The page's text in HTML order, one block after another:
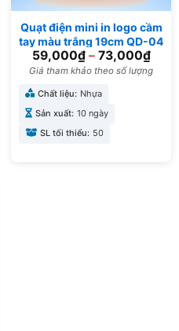
Quạt điện mini in logo cầm
tay màu trắng 19cm QD-04
59,000₫– 73,000₫
Giá tham khảo theo số lượng
Chất liệu: Nhựa
Sản xuất: 10 ngày
SL tối thiểu: 50